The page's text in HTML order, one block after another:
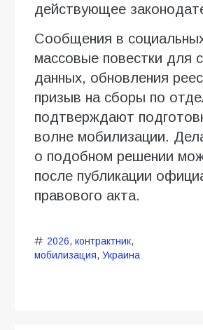
действующее
Сообщения в
массовые повестки для
данных, обновления
призыв на сборы по
подтверждают
волне мобилизации.
о подобном решении
после публикации
правового акта.
2026, контрактник,
мобилизация, Украина